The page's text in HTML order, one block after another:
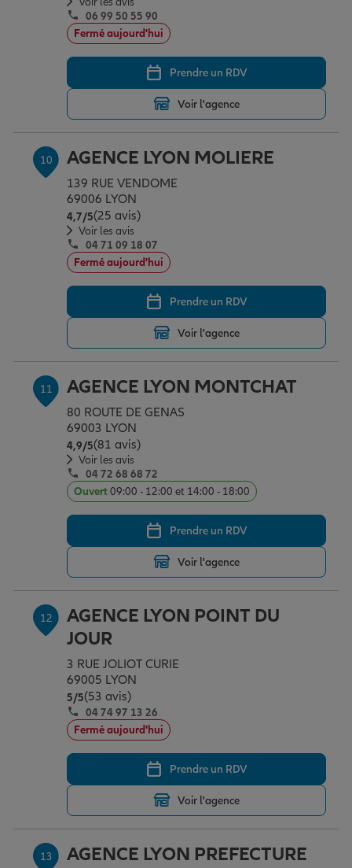
06 99 50 55 90
Fermé aujourd'hui
Prendre un RDV
Voir l'agence
10 AGENCE LYON MOLIERE
139 RUE VENDOME
69006 LYON
4,7/5Note de 4.7 sur 5
(25 avis)
Voir les avis
04 71 09 18 07
Fermé aujourd'hui
Prendre un RDV
Voir l'agence
11 AGENCE LYON MONTCHAT
80 ROUTE DE GENAS
69003 LYON
4,9/5Note de 4.9 sur 5
(81 avis)
Voir les avis
04 72 68 68 72
Ouvert09:00 - 12:00 et 14:00 - 18:00
Prendre un RDV
Voir l'agence
12
AGENCE LYON POINT DU
JOUR
3 RUE JOLIOT CURIE
69005 LYON
5/5Note de 5 sur 5
(53 avis)
04 74 97 13 26
Fermé aujourd'hui
Prendre un RDV
Voir l'agence
13 AGENCE LYON PREFECTURE